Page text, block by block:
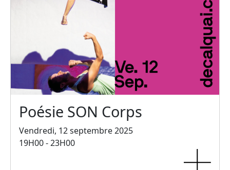
Poésie SON Corps
Vendredi, 12 septembre 2025
19H00 - 23H00